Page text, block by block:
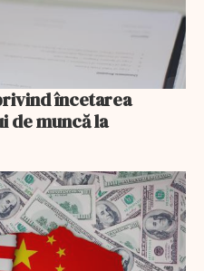
încetarea
de muncă la